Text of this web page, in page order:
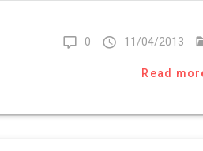
0 11/04/2013
Read